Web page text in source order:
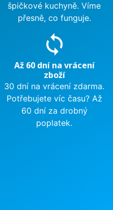
špičkové kuchyně. Víme
přesně, co funguje.
sync
Až 60 dní na vrácení
zboží
30 dní na vrácení zdarma.
Potřebujete víc času? Až
60 dní za drobný
poplatek.